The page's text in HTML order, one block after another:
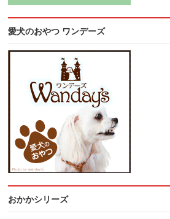
愛犬のおやつ ワンデーズ
おかかシリーズ